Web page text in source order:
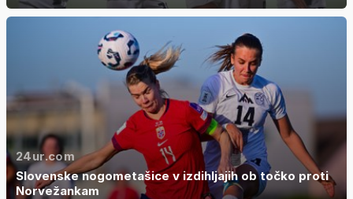
24ur.com
Slovenske nogometašice v izdihljajih ob točko proti
Norvežankam